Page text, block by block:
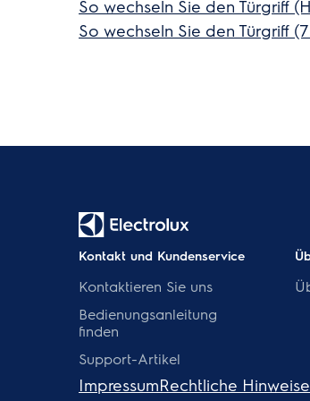
So wechseln Sie den Türgriff
So wechseln Sie den Türgriff
Kontakt und Kundenservice
Kontaktieren Sie uns
Bedienungsanleitung
finden
Support-Artikel
ImpressumRechtliche Hinweise